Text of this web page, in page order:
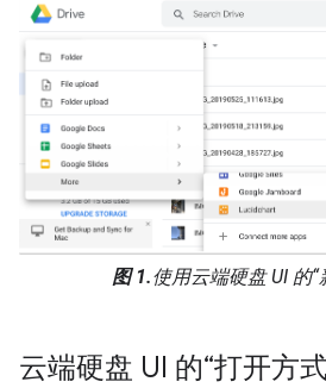
图 1.使用云端硬盘 UI 的“
云端硬盘 UI 的“打开方